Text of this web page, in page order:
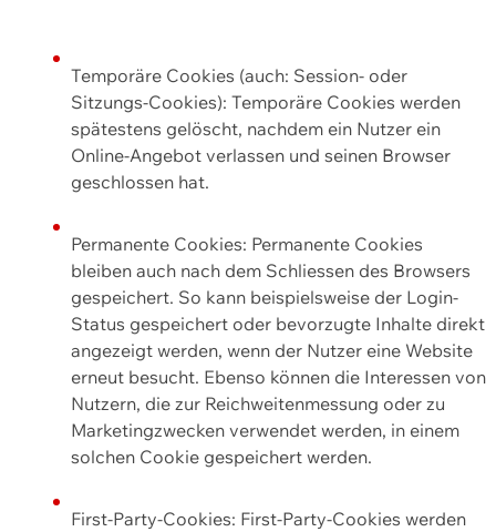
Temporäre Cookies (auch: Session- oder
Sitzungs-Cookies): Temporäre Cookies werden
spätestens gelöscht, nachdem ein Nutzer ein
Online-Angebot verlassen und seinen Browser
geschlossen hat.
Permanente Cookies: Permanente Cookies
bleiben auch nach dem Schliessen des Browsers
gespeichert. So kann beispielsweise der Login-
Status gespeichert oder bevorzugte Inhalte direkt
angezeigt werden, wenn der Nutzer eine Website
erneut besucht. Ebenso können die Interessen von
Nutzern, die zur Reichweitenmessung oder zu
Marketingzwecken verwendet werden, in einem
solchen Cookie gespeichert werden.
First-Party-Cookies: First-Party-Cookies werden